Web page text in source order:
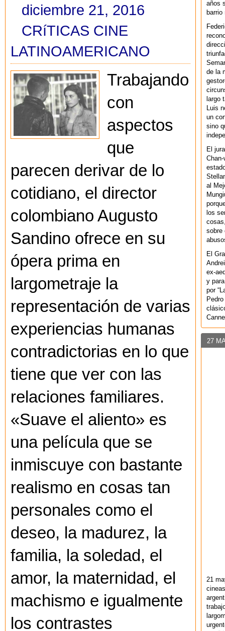
diciembre 21, 2016
CRíTICAS CINE
LATINOAMERICANO
Trabajando
con
aspectos
que
parecen derivar de lo
cotidiano, el director
colombiano Augusto
Sandino ofrece en su
ópera prima en
largometraje la
representación de varias
experiencias humanas
contradictorias en lo que
tiene que ver con las
relaciones familiares.
«Suave el aliento» es
una película que se
inmiscuye con bastante
realismo en cosas tan
personales como el
deseo, la madurez, la
familia, la soledad, el
amor, la maternidad, el
machismo e igualmente
los contrastes
años
de la
largo
Luis
un
sino
El
al
los
sobre
El
ex-
y
por
27
21